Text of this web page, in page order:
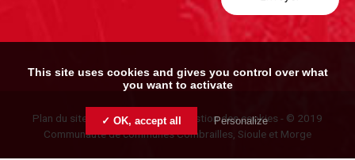
Plan du site Mentions légales- Gestion des cookies - © 2019
Communauté de communes Combrailles, Sioule et Morge
This site uses cookies and gives you control over what
you want to activate
✓ OK, accept all Personalize